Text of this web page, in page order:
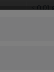
< 0,01 g